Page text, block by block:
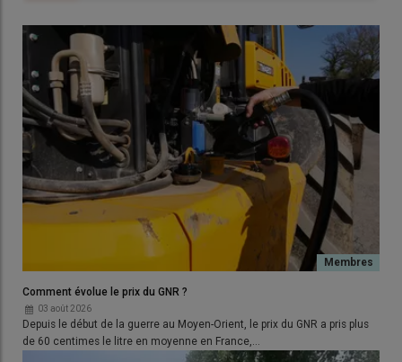
Anthony Gohin, salarié du Gaec, assure 90 % de la fauche. Il
apprécie la combinaison Claas pour son attelage et dételage
Comment évolue le prix du GNR ?
03 août 2026
Depuis le début de la guerre au Moyen-Orient, le prix du GNR a pris plus
de 60 centimes le litre en moyenne en France,…